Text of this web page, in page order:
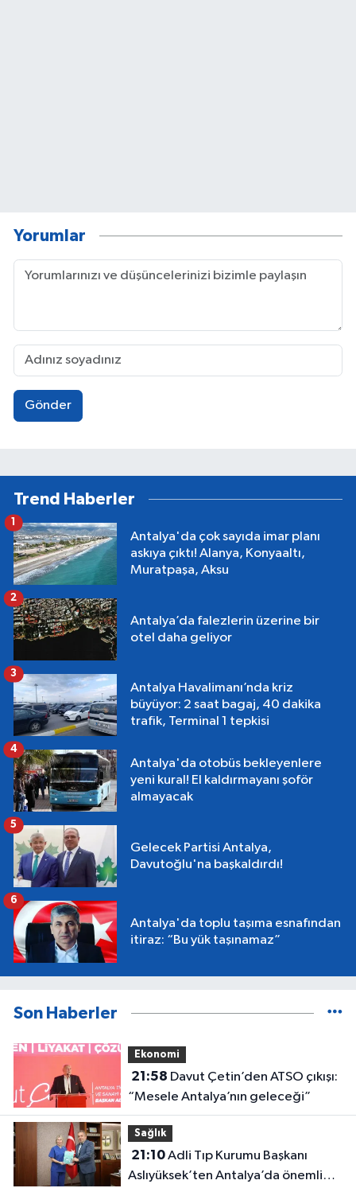
Yorumlar
Gönder
Trend Haberler
Antalya'da çok sayıda imar planı
askıya çıktı! Alanya, Konyaaltı,
Muratpaşa, Aksu
1
Antalya’da falezlerin üzerine bir
otel daha geliyor
2
Antalya Havalimanı’nda kriz
büyüyor: 2 saat bagaj, 40 dakika
trafik, Terminal 1 tepkisi
3
Antalya'da otobüs bekleyenlere
yeni kural! El kaldırmayanı şoför
almayacak
4
Gelecek Partisi Antalya,
Davutoğlu'na başkaldırdı!
5
Antalya'da toplu taşıma esnafından
itiraz: “Bu yük taşınamaz”
6
Son Haberler
Ekonomi
21:58
“Mesele Antalya’nın geleceği”
Sağlık
21:10Adli Tıp Kurumu Başkanı
Aslıyüksek’ten Antalya’da önemli